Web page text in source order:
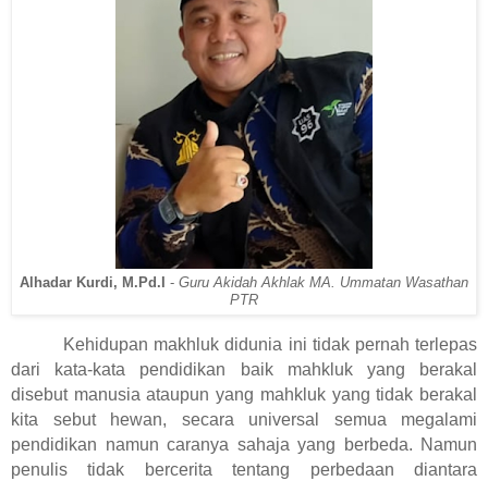
Alhadar Kurdi, M.Pd.I - Guru Akidah Akhlak MA. Ummatan Wasathan
PTR
Kehidupan makhluk didunia ini tidak pernah terlepas
dari kata-kata pendidikan baik mahkluk yang berakal
disebut manusia ataupun yang mahkluk yang tidak berakal
kita sebut hewan, secara universal semua megalami
pendidikan namun caranya sahaja yang berbeda. Namun
penulis tidak bercerita tentang perbedaan diantara